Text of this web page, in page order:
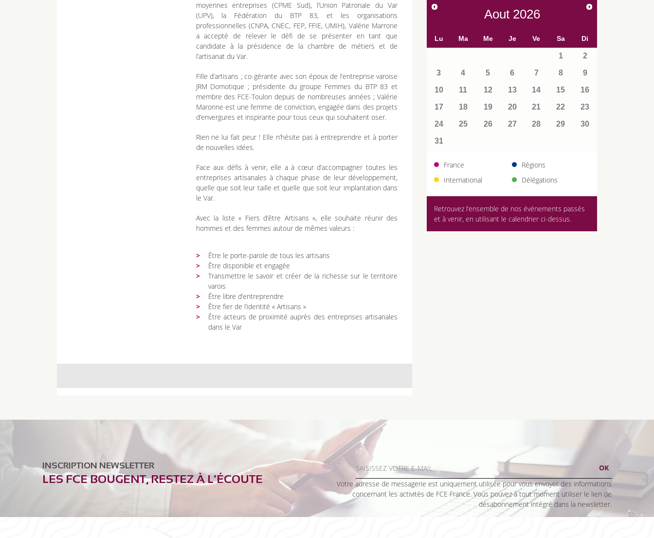
moyennes entreprises (CPME Sud), l’Union Patronale du Var
(UPV), la Fédération du BTP 83, et les organisations
professionnelles (CNPA, CNEC, FEP, FFIE, UMIH), Valérie Marrone
a accepté de relever le défi de se présenter en tant que
candidate à la présidence de la chambre de métiers et de
l’artisanat du Var.
Fille d’artisans ; co-gérante avec son époux de l’entreprise varoise
JRM Domotique ; présidente du groupe Femmes du BTP 83 et
membre des FCE-Toulon depuis de nombreuses années ; Valérie
Maronne est une femme de conviction, engagée dans des projets
d’envergures et inspirante pour tous ceux qui souhaitent oser.
Rien ne lui fait peur ! Elle n’hésite pas à entreprendre et à porter
de nouvelles idées.
Face aux défis à venir, elle a à cœur d’accompagner toutes les
entreprises artisanales à chaque phase de leur développement,
quelle que soit leur taille et quelle que soit leur implantation dans
le Var.
Avec la liste « Fiers d’être Artisans », elle souhaite réunir des
hommes et des femmes autour de mêmes valeurs :
Être le porte-parole de tous les artisans
Être disponible et engagée
Transmettre le savoir et créer de la richesse sur le territoire
varois
Être libre d’entreprendre
Être fier de l’identité « Artisans »
Être acteurs de proximité auprès des entreprises artisanales
dans le Var
Aout 2026
Lu Ma Me Je Ve Sa Di
1 2
3 4 5 6 7 8 9
10 11 12 13 14 15 16
17 18 19 20 21 22 23
24 25 26 27 28 29 30
31
France
International
Régions
Délégations
Retrouvez l’ensemble de nos événements passés
et à venir, en utilisant le calendrier ci-dessus.
INSCRIPTION NEWSLETTER
LES FCE BOUGENT, RESTEZ À L’ÉCOUTE
Votre adresse de messagerie est uniquement utilisée pour vous envoyer des informations
concernant les activités de FCE France. Vous pouvez à tout moment utiliser le lien de
désabonnement intégré dans la newsletter.